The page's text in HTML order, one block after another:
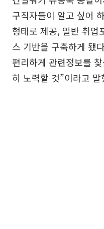
구직자들이 알고 싶어
형태로 제공, 일반 취업
스 기반을 구축하게 됐
편리하게 관련정보를
히 노력할 것”이라고 말